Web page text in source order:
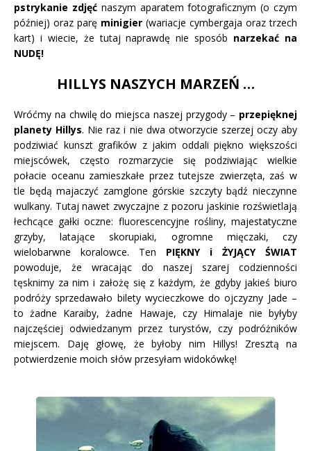
pstrykanie zdjęćnaszym aparatem fotograficznym (o czym
później) oraz parę minigier (wariacje cymbergaja oraz trzech
kart) i wiecie, że tutaj naprawdę nie sposób narzekać na
NUDĘ!
HILLYS NASZYCH MARZEŃ …
Wróćmy na chwilę do miejsca naszej przygody – przepięknej
planety Hillys. Nie raz i nie dwa otworzycie szerzej oczy aby
podziwiać kunszt grafików z jakim oddali piękno większości
miejscówek, często rozmarzycie się podziwiając wielkie
połacie oceanu zamieszkałe przez tutejsze zwierzęta, zaś w
tle będą majaczyć zamglone górskie szczyty bądź nieczynne
wulkany. Tutaj nawet zwyczajne z pozoru jaskinie rozświetlają
łechcące gałki oczne: fluorescencyjne rośliny, majestatyczne
grzyby, latające skorupiaki, ogromne mięczaki, czy
wielobarwne koralowce. Ten PIĘKNY i ŻYJĄCY ŚWIAT
powoduje, że wracając do naszej szarej codzienności
tęsknimy za nim i założę się z każdym, że gdyby jakieś biuro
podróży sprzedawało bilety wycieczkowe do ojczyzny Jade –
to żadne Karaiby, żadne Hawaje, czy Himalaje nie byłyby
najczęściej odwiedzanym przez turystów, czy podróżników
miejscem. Daję głowę, że byłoby nim Hillys! Zresztą na
potwierdzenie moich słów przesyłam widokówkę!